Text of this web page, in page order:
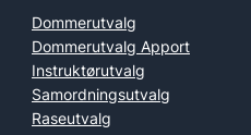
Dommerutvalg
Dommerutvalg Apport
Instruktørutvalg
Samordningsutvalg
Raseutvalg